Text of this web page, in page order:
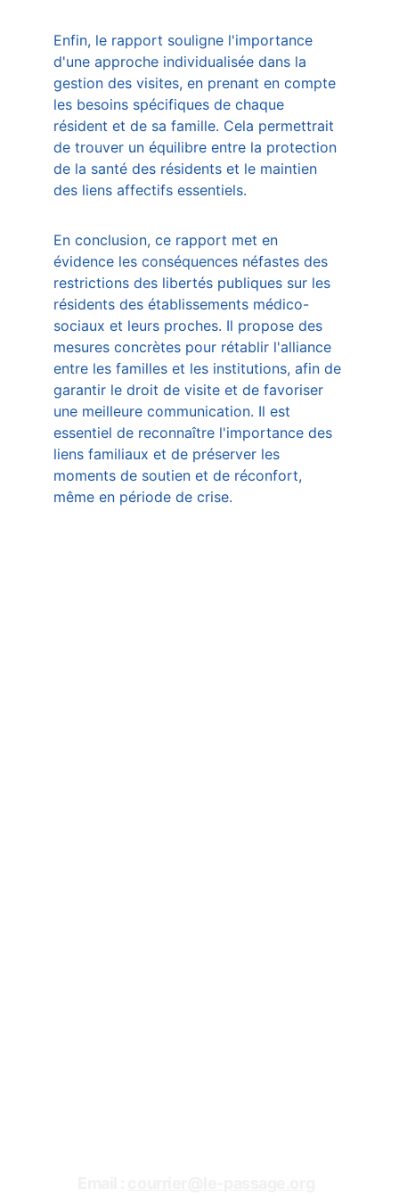
Enfin, le rapport souligne l'importance
d'une approche individualisée dans la
gestion des visites, en prenant en compte
les besoins spécifiques de chaque
résident et de sa famille. Cela permettrait
de trouver un équilibre entre la protection
de la santé des résidents et le maintien
des liens affectifs essentiels.
En conclusion, ce rapport met en
évidence les conséquences néfastes des
restrictions des libertés publiques sur les
résidents des établissements médico-
sociaux et leurs proches. Il propose des
mesures concrètes pour rétablir l'alliance
entre les familles et les institutions, afin de
garantir le droit de visite et de favoriser
une meilleure communication. Il est
essentiel de reconnaître l'importance des
liens familiaux et de préserver les
moments de soutien et de réconfort,
même en période de crise.